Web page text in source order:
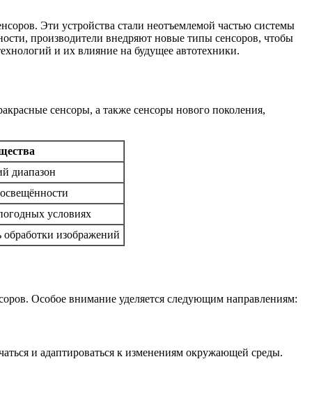
Эти устройства стали неотъемлемой частью системы
производители внедряют новые типы сенсоров, чтобы
и их влияние на будущее автотехники.
сенсоры, а также сенсоры нового поколения,
диапазон
условиях
обработки изображений
Особое внимание уделяется следующим направлениям:
и адаптироваться к изменениям окружающей среды.